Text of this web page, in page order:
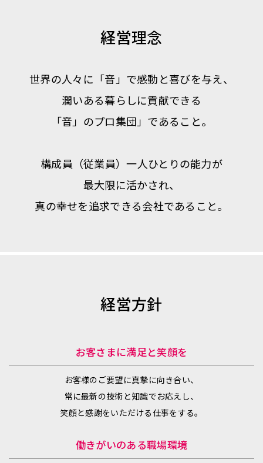
経営理念
世界の人々に「音」で感動と喜びを与え、
潤いある暮らしに貢献できる
「音」のプロ集団」であること。
構成員（従業員）一人ひとりの能力が
最大限に活かされ、
真の幸せを追求できる会社であること。
経営方針
お客さまに満足と笑顔を
お客様のご要望に真摯に向き合い、
常に最新の技術と知識でお応えし、
笑顔と感謝をいただける仕事をする。
働きがいのある職場環境